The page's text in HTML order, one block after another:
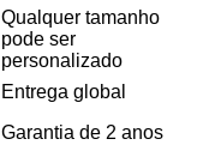
Qualquer tamanho
pode ser
personalizado
Entrega global
Garantia de 2 anos